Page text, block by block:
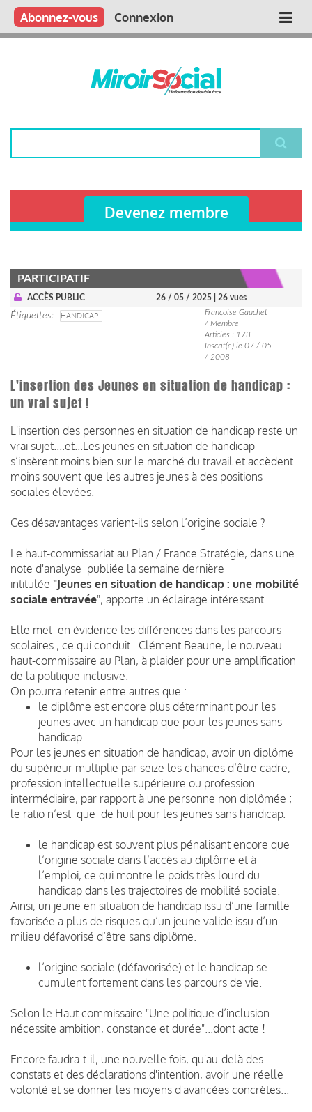
Aller
contenu
Main
Qui sommes nous ?
Vous publiez
Nous publions
Contactez-nous
Abonnez-vous Connexion
Devenez membre
PARTICIPATIF
ACCÈS PUBLIC 26 / 05 / 2025 | 26 vues
Étiquettes HANDICAP
Françoise Gauchet
/ Membre
Articles : 173
Inscrit(e) le 07 / 05
/ 2008
L'insertion des Jeunes en situation de handicap :
un vrai sujet !
L'insertion des personnes en situation de handicap reste un
vrai sujet....et...Les jeunes en situation de handicap
s’insèrent moins bien sur le marché du travail et accèdent
moins souvent que les autres jeunes à des positions
sociales élevées.
Ces désavantages varient-ils selon l’origine sociale ?
Le haut-commissariat au Plan / France Stratégie, dans une
note d'analyse publiée la semaine dernière
intitulée "Jeunes en situation de handicap : une mobilité
sociale entravée", apporte un éclairage intéressant .
Elle met en évidence les différences dans les parcours
scolaires , ce qui conduit Clément Beaune, le nouveau
haut-commissaire au Plan, à plaider pour une amplification
de la politique inclusive.
On pourra retenir entre autres que :
le diplôme est encore plus déterminant pour les
jeunes avec un handicap que pour les jeunes sans
handicap.
Pour les jeunes en situation de handicap, avoir un diplôme
du supérieur multiplie par seize les chances d’être cadre,
profession intellectuelle supérieure ou profession
intermédiaire, par rapport à une personne non diplômée ;
le ratio n’est que de huit pour les jeunes sans handicap.
le handicap est souvent plus pénalisant encore que
l’origine sociale dans l’accès au diplôme et à
l’emploi, ce qui montre le poids très lourd du
handicap dans les trajectoires de mobilité sociale.
Ainsi, un jeune en situation de handicap issu d’une famille
favorisée a plus de risques qu’un jeune valide issu d’un
milieu défavorisé d’être sans diplôme.
l’origine sociale (défavorisée) et le handicap se
cumulent fortement dans les parcours de vie.
Selon le Haut commissaire "Une politique d’inclusion
nécessite ambition, constance et durée"...dont acte !
Encore faudra-t-il, une nouvelle fois, qu'au-delà des
constats et des déclarations d'intention, avoir une réelle
volonté et se donner les moyens d'avancées concrètes...